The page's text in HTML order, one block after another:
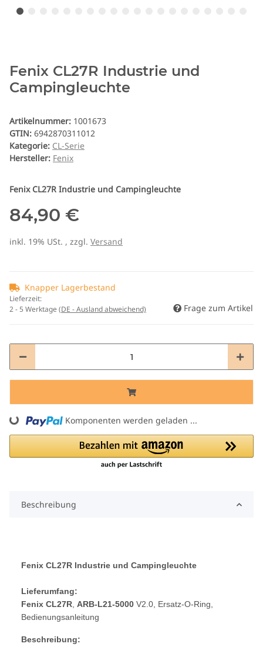
Fenix CL27R Industrie und
Campingleuchte
Artikelnummer: 1001673
GTIN: 6942870311012
Kategorie: CL-Serie
Hersteller: Fenix
Fenix CL27R Industrie und Campingleuchte
84,90 €
inkl. 19% USt. , zzgl. Versand
Knapper Lagerbestand
Lieferzeit:
2 - 5 Werktage (DE - Ausland abweichend) Frage zum Artikel
Komponenten werden geladen ...
Beschreibung
Fenix CL27R Industrie und Campingleuchte
Lieferumfang:
Fenix CL27R, ARB-L21-5000 V2.0, Ersatz-O-Ring,
Bedienungsanleitung
Beschreibung: